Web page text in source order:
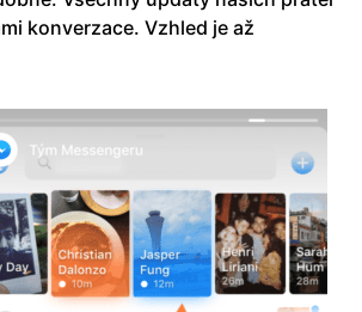
konverzace. Vzhled je až